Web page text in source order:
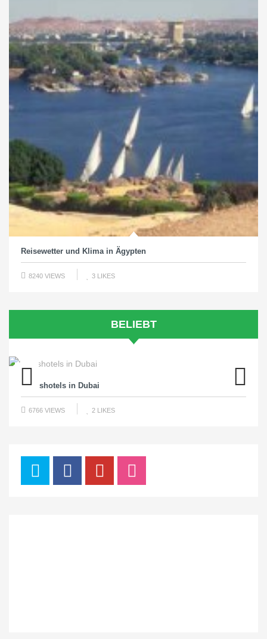
Reisewetter und Klima in Ägypten
8240 VIEWS 3 LIKES
BELIEBT
Luxushotels in Dubai
6766 VIEWS 2 LIKES
Previous Next